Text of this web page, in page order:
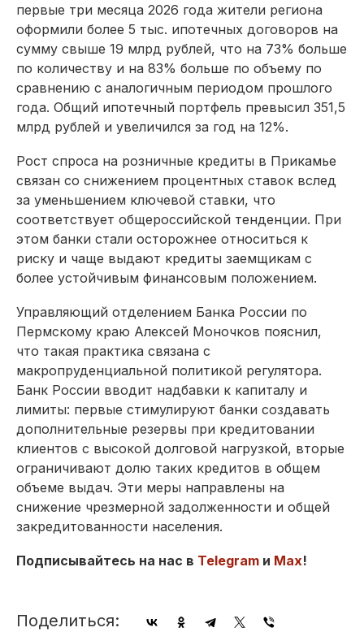
первые три месяца 2026 года жители региона
оформили более 5 тыс. ипотечных договоров на
сумму свыше 19 млрд рублей, что на 73% больше
по количеству и на 83% больше по объему по
сравнению с аналогичным периодом прошлого
года. Общий ипотечный портфель превысил 351,5
млрд рублей и увеличился за год на 12%.
Рост спроса на розничные кредиты в Прикамье
связан со снижением процентных ставок вслед
за уменьшением ключевой ставки, что
соответствует общероссийской тенденции. При
этом банки стали осторожнее относиться к
риску и чаще выдают кредиты заемщикам с
более устойчивым финансовым положением.
Управляющий отделением Банка России по
Пермскому краю Алексей Моночков пояснил,
что такая практика связана с
макропруденциальной политикой регулятора.
Банк России вводит надбавки к капиталу и
лимиты: первые стимулируют банки создавать
дополнительные резервы при кредитовании
клиентов с высокой долговой нагрузкой, вторые
ограничивают долю таких кредитов в общем
объеме выдач. Эти меры направлены на
снижение чрезмерной задолженности и общей
закредитованности населения.
Подписывайтесь на нас в Telegram и Max!
Поделиться: